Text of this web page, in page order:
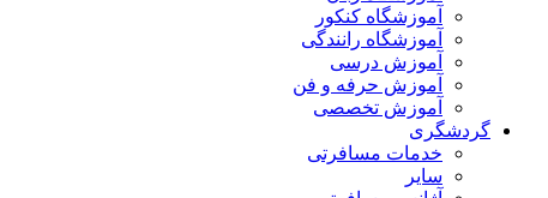
آموزشگاه کنکور
آموزشگاه رانندگی
آموزش درسی
آموزش حرفه و فن
آموزش تخصصی
گردشگری
خدمات مسافرتی
سایر